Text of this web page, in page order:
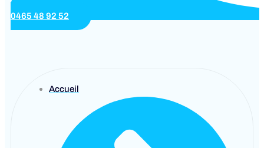
0465 48 92 52
Accueil